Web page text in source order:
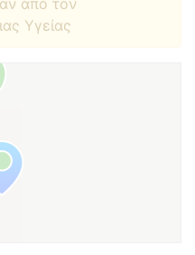
από τον
Υγείας